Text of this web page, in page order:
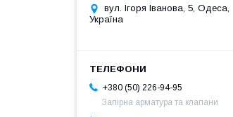
вул. Ігоря Іванова, 5, Одеса,
Україна
+380 (50) 226-94-95
Запірна арматура та клапани